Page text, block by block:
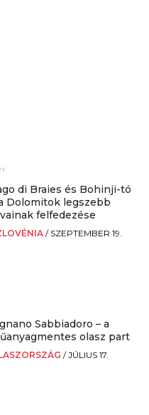
di Braies és Bohinji-tó
Dolomitok legszebb
felfedezése
/ SZEPTEMBER 19.
Sabbiadoro – a
olasz part
/JÚLIUS 17.